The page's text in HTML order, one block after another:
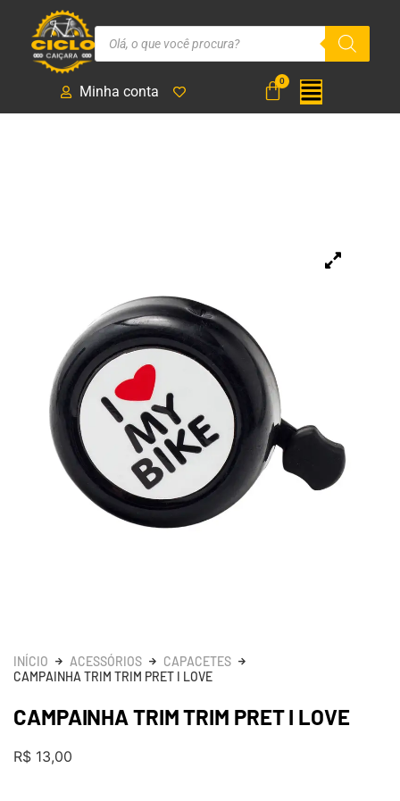
Minha conta
INÍCIO ACESSÓRIOS
CAPACETES
CAMPAINHA TRIM TRIM PRET I LOVE
CAMPAINHA TRIM TRIM PRET I LOVE
R$ 13,00